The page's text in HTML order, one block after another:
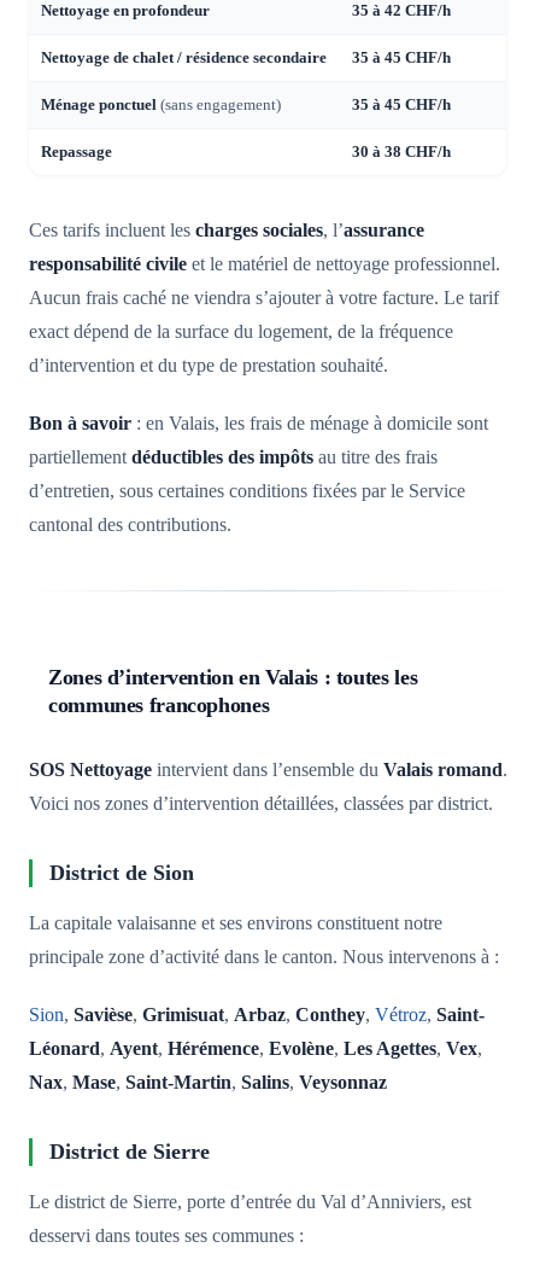
Nettoyage en profondeur 35 à 42 CHF/h
Nettoyage de chalet / résidence secondaire 35 à 45 CHF/h
Ménage ponctuel (sans engagement) 35 à 45 CHF/h
Repassage 30 à 38 CHF/h
Ces tarifs incluent les charges sociales, l’assurance
responsabilité civile et le matériel de nettoyage professionnel.
Aucun frais caché ne viendra s’ajouter à votre facture. Le tarif
exact dépend de la surface du logement, de la fréquence
d’intervention et du type de prestation souhaité.
Bon à savoir : en Valais, les frais de ménage à domicile sont
partiellementdéductibles des impôts au titre des frais
d’entretien, sous certaines conditions fixées par le Service
cantonal des contributions.
Zones d’intervention en Valais : toutes les
communes francophones
SOS Nettoyage intervient dans l’ensemble du Valais romand.
Voici nos zones d’intervention détaillées, classées par district.
District de Sion
La capitale valaisanne et ses environs constituent notre
principale zone d’activité dans le canton. Nous intervenons à :
Sion, Savièse, Grimisuat, Arbaz, Conthey, Vétroz, Saint-
Léonard, Ayent, Hérémence, Evolène, Les Agettes, Vex,
Nax, Mase, Saint-Martin, Salins, Veysonnaz
District de Sierre
Le district de Sierre, porte d’entrée du Val d’Anniviers, est
desservi dans toutes ses communes :